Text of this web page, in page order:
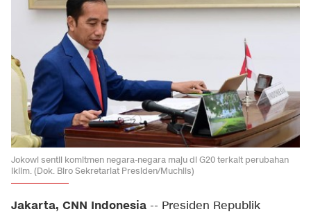
Jokowi sentil komitmen negara-negara maju di G20 terkait perubahan
iklim. (Dok. Biro Sekretariat Presiden/Muchlis)
Jakarta, CNN Indonesia -- Presiden Republik